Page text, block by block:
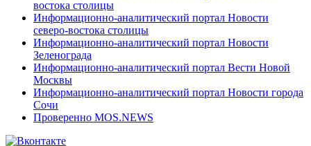
востока столицы
Информационно-аналитический портал Новости
северо-востока столицы
Информационно-аналитический портал Новости
Зеленограда
Информационно-аналитический портал Вести Новой
Москвы
Информационно-аналитический портал Новости города
Сочи
Проверенно MOS.NEWS